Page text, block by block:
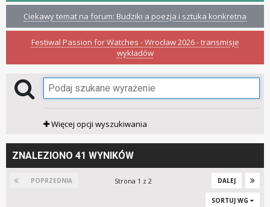
Ciekawy temat na forum: Budziki a poezja i sztuka konkretna
Festiwal Passion for Watches - Wrocław 2026 - transmisje
wykładów
Więcej opcji wyszukiwania
ZNALEZIONO 41 WYNIKÓW
POPRZEDNIA DALEJ
Strona 1 z 2
SORTUJ WG